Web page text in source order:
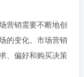
营销需要不断地创
的变化。市场营销
、偏好和购买决策